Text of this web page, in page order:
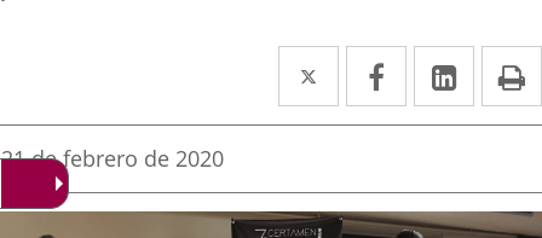
Twitter
Enlace
a
aplicación
Facebook
Enlace
a
aplicación
Enlace
a
Fecha
la
21 de febrero de 2020